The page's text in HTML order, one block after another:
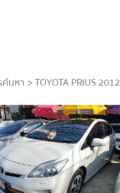
นหา > TOYOTA PRIUS 2012